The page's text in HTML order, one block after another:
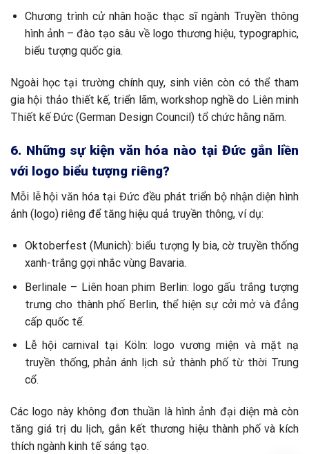
Chương trình cử nhân hoặc thạc sĩ ngành Truyền thông
hình ảnh – đào tạo sâu về logo thương hiệu, typographic,
biểu tượng quốc gia.
Ngoài học tại trường chính quy, sinh viên còn có thể tham
gia hội thảo thiết kế, triển lãm, workshop nghề do Liên minh
Thiết kế Đức (German Design Council) tổ chức hằng năm.
6. Những sự kiện văn hóa nào tại Đức gắn liền
với logo biểu tượng riêng?
Mỗi lễ hội văn hóa tại Đức đều phát triển bộ nhận diện hình
ảnh (logo) riêng để tăng hiệu quả truyền thông, ví dụ:
Oktoberfest (Munich): biểu tượng ly bia, cờ truyền thống
xanh-trắng gợi nhắc vùng Bavaria.
Berlinale – Liên hoan phim Berlin: logo gấu trắng tượng
trưng cho thành phố Berlin, thể hiện sự cởi mở và đẳng
cấp quốc tế.
Lễ hội carnival tại Köln: logo vương miện và mặt nạ
truyền thống, phản ánh lịch sử thành phố từ thời Trung
cổ.
Các logo này không đơn thuần là hình ảnh đại diện mà còn
tăng giá trị du lịch, gắn kết thương hiệu thành phố và kích
thích ngành kinh tế sáng tạo.